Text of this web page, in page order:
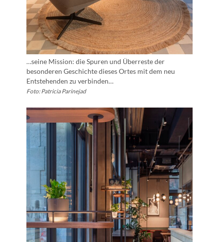
…seine Mission: die Spuren und Überreste der
besonderen Geschichte dieses Ortes mit dem neu
Entstehenden zu verbinden…
Foto: Patricia Parinejad